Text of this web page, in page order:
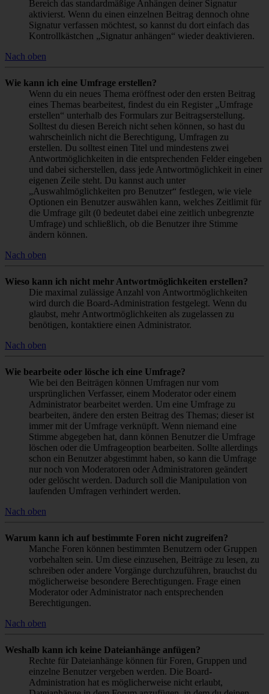
Bereich das standardmäßige Anhängen deiner Signatur
aktivierst. Wenn du einen einzelnen Beitrag dennoch ohne
Signatur verfassen möchtest, so kannst du dort einfach das
Kontrollkästchen „Signatur anhängen“ wieder deaktivieren.
Nach oben
Wie kann ich eine Umfrage erstellen?
Wenn du ein neues Thema eröffnest oder den ersten Beitrag
eines Themas bearbeitest, findest du ein Register „Umfrage
erstellen“ unterhalb des Formulars zur Beitragserstellung.
Solltest du diesen Bereich nicht sehen können, so hast du
wahrscheinlich nicht die Berechtigung, Umfragen zu
erstellen. Du solltest einen Titel und mindestens zwei
Antwortmöglichkeiten in die entsprechenden Felder eingeben
und dabei sicherstellen, dass jede Antwortmöglichkeit in einer
eigenen Zeile steht. Du kannst auch unter
„Auswahlmöglichkeiten pro Benutzer“ festlegen, wie viele
Optionen ein Benutzer auswählen kann, welches Zeitlimit für
die Umfrage gilt (0 bedeutet dabei eine zeitlich unbegrenzte
Umfrage) und schließlich, ob die Benutzer ihre Stimme
ändern können.
Nach oben
Wieso kann ich nicht mehr Antwortmöglichkeiten erstellen?
Die maximal zulässige Anzahl von Antwortmöglichkeiten
wird durch die Board-Administration festgelegt. Wenn du
glaubst, mehr Antwortmöglichkeiten als zugelassen zu
benötigen, kontaktiere einen Administrator.
Nach oben
Wie bearbeite oder lösche ich eine Umfrage?
Wie bei den Beiträgen können Umfragen nur vom
ursprünglichen Verfasser, einem Moderator oder einem
Administrator bearbeitet werden. Um eine Umfrage zu
bearbeiten, ändere den ersten Beitrag des Themas; dieser ist
immer mit der Umfrage verknüpft. Wenn niemand eine
Stimme abgegeben hat, dann können Benutzer die Umfrage
löschen oder die Umfrageoption bearbeiten. Sollte allerdings
schon ein Benutzer abgestimmt haben, so kann die Umfrage
nur noch von Moderatoren oder Administratoren geändert
oder gelöscht werden. Dadurch soll die Manipulation von
laufenden Umfragen verhindert werden.
Nach oben
Warum kann ich auf bestimmte Foren nicht zugreifen?
Manche Foren können bestimmten Benutzern oder Gruppen
vorbehalten sein. Um diese einzusehen, Beiträge zu lesen, zu
schreiben oder andere Vorgänge durchzuführen, brauchst du
möglicherweise besondere Berechtigungen. Frage einen
Moderator oder Administrator nach entsprechenden
Berechtigungen.
Nach oben
Weshalb kann ich keine Dateianhänge anfügen?
Rechte für Dateianhänge können für Foren, Gruppen und
einzelne Benutzer vergeben werden. Die Board-
Administration hat es möglicherweise nicht erlaubt,